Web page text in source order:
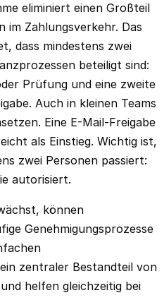
eliminiert einen Großteil
im Zahlungsverkehr. Das
dass mindestens zwei
beteiligt sind:
Prüfung und eine zweite
Auch in kleinen Teams
Eine E-Mail-Freigabe
als Einstieg. Wichtig ist,
zwei Personen passiert:
autorisiert.
können
Genehmigungsprozesse
zentraler Bestandteil von
helfen gleichzeitig bei